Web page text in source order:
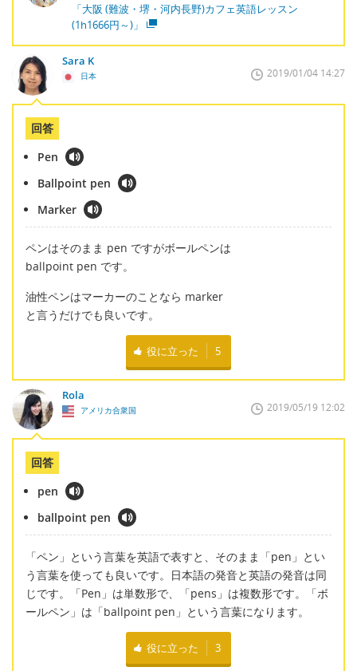
「大阪 (難波・堺・河内長野)カフェ英語レッスン
(1h1666円～)」
Sara K
日本 2019/01/04 14:27
回答
Pen
Ballpoint pen
Marker
ペンはそのまま pen ですがボールペンは
ballpoint pen です。
油性ペンはマーカーのことなら marker
と言うだけでも良いです。
役に立った 5
Rola
アメリカ合衆国 2019/05/19 12:02
回答
pen
ballpoint pen
「ペン」という言葉を英語で表すと、そのまま「pen」とい
う言葉を使っても良いです。日本語の発音と英語の発音は同
じです。「Pen」は単数形で、「pens」は複数形です。「ボ
ールペン」は「ballpoint pen」という言葉になります。
役に立った 3